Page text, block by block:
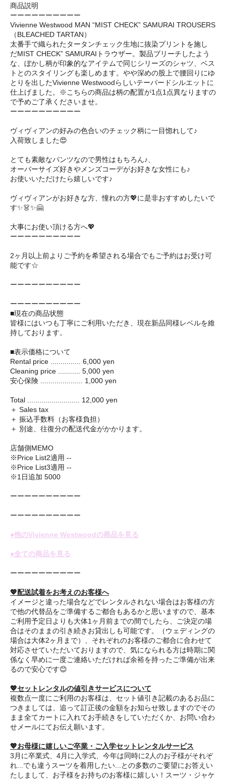
商品説明
ーーーーーーーーーー
Vivienne Westwood MAN “MIST CHECK” SAMURAI TROUSERS
（BLEACHED TARTAN）
太番手で織られたタータンチェック生地に抜染プリントを施し
だMIST CHECK” SAMURAIトラウザー。製品ブリーチしたよう
な、ぼかし柄が印象的なアイテムで同じシリーズのシャツ、ベス
トとのスタイリングも楽しめます。やや深めの股上で腰回りにゆ
とりを出したVivienne Westwoodらしいテーパードシルエットに
仕上げました。※こちらの商品は柄の配置が1点1点異なりますの
で予めご了承くださいませ。
ーーーーーーーーーー
ヴィヴィアンの好みの色合いのチェック柄に一目惚れして♪
入荷致しました😍
とても素敵なパンツなので男性はもちろん♪、
オーバーサイズ好きやメンズコーデがお好きな女性にも♪
お使いいただけたら嬉しいです♪
ヴィヴィアンがお好きな方、憧れの方💖に是非おすすめしたいで
す✨👗✨🤗 ㅤㅤ
大事にお使い頂ける方へ💖
ーーーーーーーーーー
2ヶ月以上前よりご予約を希望される場合でもご予約はお受け可
能です☆
ーーーーーーーーーー
ーーーーーーーーーー
■現在の商品状態
皆様にはいつも丁寧にご利用いただき、現在新品同様レベルを維
持しております。
■表示価格について
Rental price ............... 6,000 yen
Cleaning price ........... 5,000 yen
安心保険 ..................... 1,000 yen
Total .......................... 12,000 yen
＋ Sales tax
＋ 振込手数料（お客様負担）
＋ 別途、往復分の配送代金がかかります。
店舗側MEMO
※Price List2適用 --
※Price List3適用 --
※1日追加 5000
ーーーーーーーーーー
ーーーーーーーーーー
●他のVivienne Westwoodの商品を見る
●全ての商品を見る
ーーーーーーーーーー
💖配送試着をお考えのお客様へ
イメージと違った場合などでレンタルされない場合はお客様の方
で他の代替品をご準備するご都合もあるかと思いますので、基本
ご利用予定日よりも大体1ヶ月前までの間でしたら、ご決定の場
合はそのままの引き続きお貸出しも可能です。（ウェディングの
場合は大体2ヶ月まで）、それぞれのお客様のご都合に合わせて
対応させていただいておりますので、気になられる方は時期に関
係なく早めに一度ご連絡いただければ余裕を持ったご準備が出来
るので安心です😊
💖セットレンタルの値引きサービスについて
複数点一度にご利用のお客様は、セット値引き記載のあるお品に
つきましては、追って訂正後の金額をお知らせ致しますのでその
まま全てカートに入れてお手続きをしていただくか、お問い合わ
せメールにてお伝え願います。
💖お母様に嬉しいご卒業・ご入学セットレンタルサービス
3月に卒業式、4月に入学式、今年は同時に2人のお子様がそれぞ
れ...でも違うスーツを着用したい...との多数のご要望にお答えい
たしまして、お子様をお持ちのお客様に嬉しい！スーツ・ジャケ